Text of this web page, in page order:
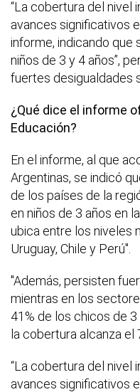
“La cobertura del nivel
avances significativos
informe, indicando que
niños de 3 y 4 años”,
fuertes desigualdades
¿Qué dice el informe
Educación?
En el informe, al que
Argentinas, se indicó
de los países de la
en niños de 3 años en
ubica entre los niveles
Uruguay, Chile y Perú".
"Además, persisten
mientras en los
41% de los chicos de
la cobertura alcanza el
“La cobertura del nivel
avances significativos